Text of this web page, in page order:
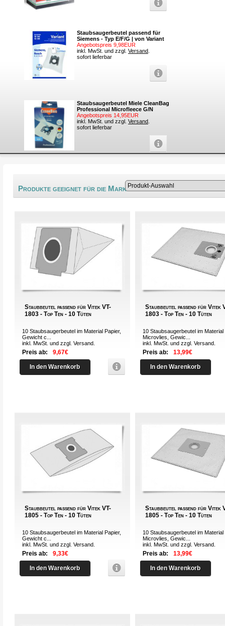
Staubsaugerbeutel passend für
Siemens - Typ E/F/G | von Variant
Angebotspreis 9,98EUR
inkl. MwSt. und zzgl. Versand
sofort lieferbar
Staubsaugerbeutel Miele CleanBag
Professional Microfleece G/N
Angebotspreis 14,95EUR
inkl. MwSt. und zzgl. Versand
sofort lieferbar
Produkte geeignet für die Marke Vitek®
Staubbeutel passend für Vitek VT-
1803 - Top Ten - 10 Tüten
10 Staubsaugerbeutel im Material Papier,
Gewicht c...
inkl. MwSt. und zzgl.Versand
Preis ab: 9,67€
In den Warenkorb
Staubbeutel passend für Vitek
1803 - Top Ten - 10 Tüten
10 Staubsaugerbeutel im Material
Microvlies, Gewic...
inkl. MwSt. und zzgl.Versand
Preis ab: 13,99€
In den Warenkorb
Staubbeutel passend für Vitek VT-
1805 - Top Ten - 10 Tüten
10 Staubsaugerbeutel im Material Papier,
Gewicht c...
inkl. MwSt. und zzgl.Versand
Preis ab: 9,33€
In den Warenkorb
Staubbeutel passend für Vitek
1805 - Top Ten - 10 Tüten
10 Staubsaugerbeutel im Material
Microvlies, Gewic...
inkl. MwSt. und zzgl.Versand
Preis ab: 13,99€
In den Warenkorb